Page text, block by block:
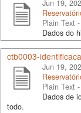
Jun 19,
Plain Text
Dados do
ctb0003-
Jun 19,
Plain Text
Dados de
todo.